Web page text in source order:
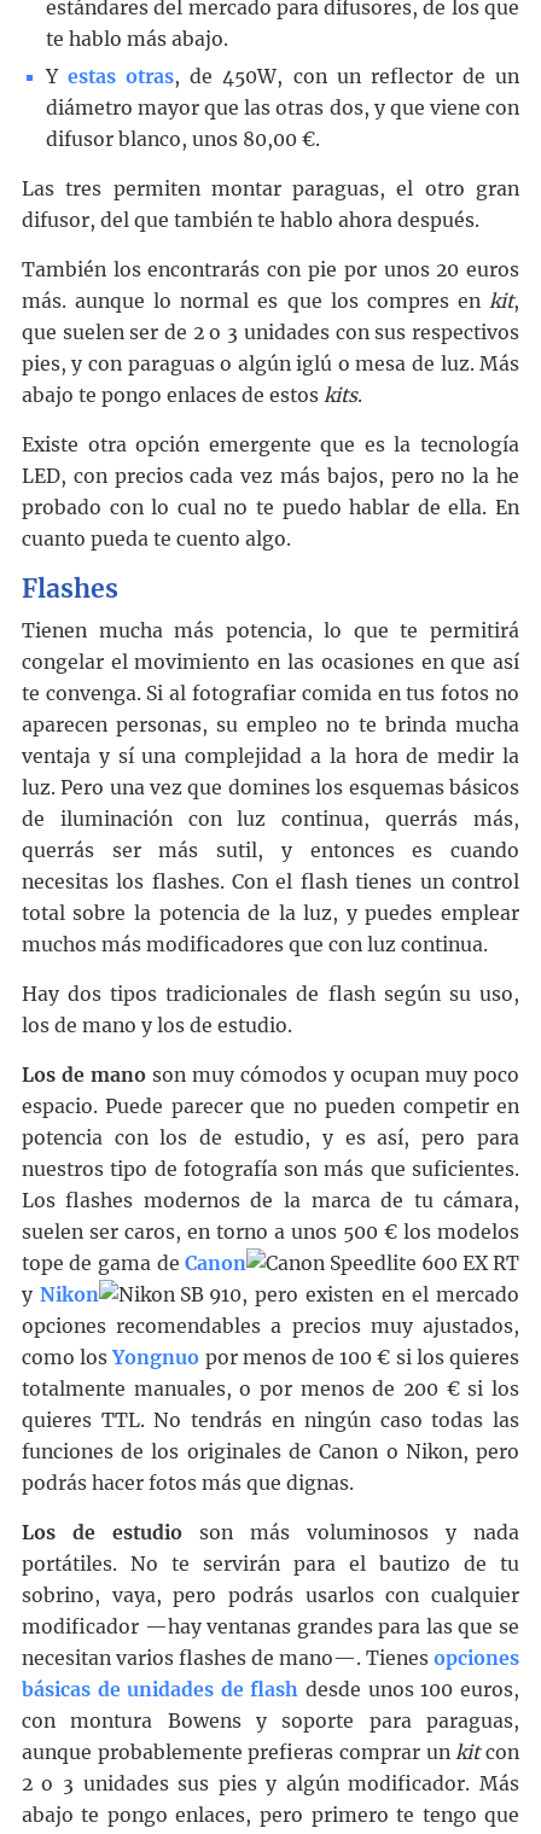
estándares del mercado para difusores, de los que
te hablo más abajo.
Yestas otras, de 450W, con un reflector de un
diámetro mayor que las otras dos, y que viene con
difusor blanco, unos 80,00 €.
Las tres permiten montar paraguas, el otro gran
difusor, del que también te hablo ahora después.
También los encontrarás con pie por unos 20 euros
más. aunque lo normal es que los compres enkit,
que suelen ser de 2 o 3 unidades con sus respectivos
pies, y con paraguas o algún iglú o mesa de luz. Más
abajo te pongo enlaces de estos kits.
Existe otra opción emergente que es la tecnología
LED, con precios cada vez más bajos, pero no la he
probado con lo cual no te puedo hablar de ella. En
cuanto pueda te cuento algo.
Flashes
Tienen mucha más potencia, lo que te permitirá
congelar el movimiento en las ocasiones en que así
te convenga. Si al fotografiar comida en tus fotos no
aparecen personas, su empleo no te brinda mucha
ventaja y sí una complejidad a la hora de medir la
luz. Pero una vez que domines los esquemas básicos
de iluminación con luz continua, querrás más,
querrás ser más sutil, y entonces es cuando
necesitas los flashes. Con el flash tienes un control
total sobre la potencia de la luz, y puedes emplear
muchos más modificadores que con luz continua.
Hay dos tipos tradicionales de flash según su uso,
los de mano y los de estudio.
Los de manoson muy cómodos y ocupan muy poco
espacio. Puede parecer que no pueden competir en
potencia con los de estudio, y es así, pero para
nuestros tipo de fotografía son más que suficientes.
Los flashes modernos de la marca de tu cámara,
suelen ser caros, en torno a unos 500 € los modelos
tope de gama deCanon
yNikon
, pero existen en el mercado
opciones recomendables a precios muy ajustados,
como losYongnuo por menos de 100 € si los quieres
totalmente manuales, o por menos de 200 € si los
quieres TTL. No tendrás en ningún caso todas las
funciones de los originales de Canon o Nikon, pero
podrás hacer fotos más que dignas.
Los de estudioson más voluminosos y nada
portátiles. No te servirán para el bautizo de tu
sobrino, vaya, pero podrás usarlos con cualquier
modificador —hay ventanas grandes para las que se
necesitan varios flashes de mano—. Tienesopciones
básicas de unidades de flash desde unos 100 euros,
con montura Bowens y soporte para paraguas,
aunque probablemente prefieras comprar unkitcon
2 o 3 unidades sus pies y algún modificador. Más
abajo te pongo enlaces, pero primero te tengo que